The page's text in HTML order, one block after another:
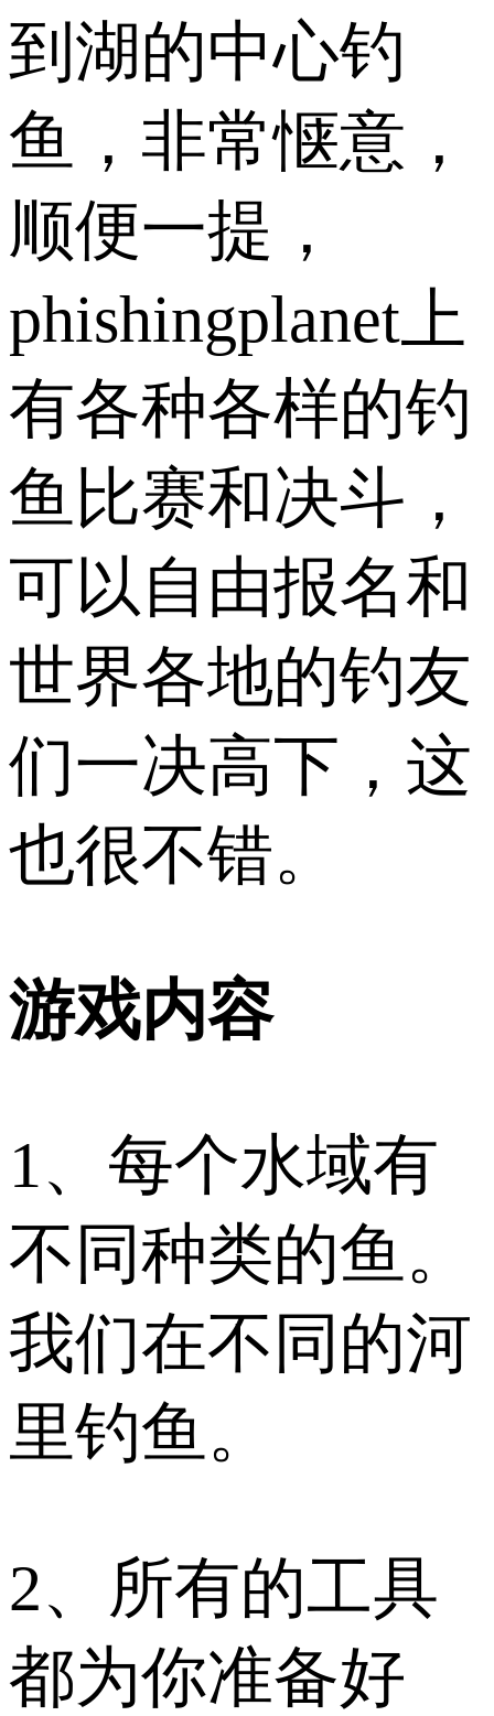
到湖的中心钓
鱼，非常惬意，
顺便一提，
phishingplanet上
有各种各样的钓
鱼比赛和决斗，
可以自由报名和
世界各地的钓友
们一决高下，这
也很不错。
游戏内容
1、每个水域有
不同种类的鱼。
我们在不同的河
里钓鱼。
2、所有的工具
都为你准备好